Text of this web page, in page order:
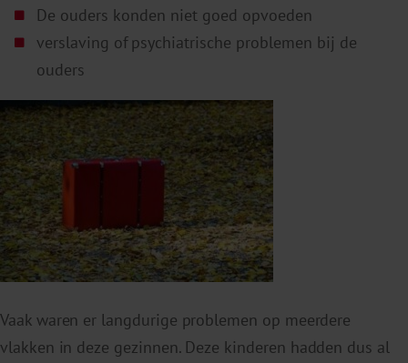
De ouders konden niet goed opvoeden
verslaving of psychiatrische problemen bij de
ouders
Vaak waren er langdurige problemen op meerdere
vlakken in deze gezinnen. Deze kinderen hadden dus al